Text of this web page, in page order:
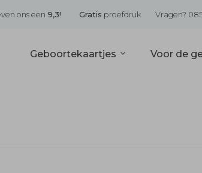
ons een 9,3! Gratis proefdruk Vragen? 085
Geboortekaartjes Voor de